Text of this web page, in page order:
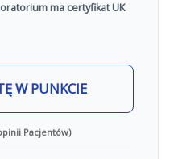
ma certyfikat UK
W PUNKCIE
Pacjentów)